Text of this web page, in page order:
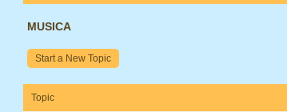
MUSICA
Start a New Topic
Topic